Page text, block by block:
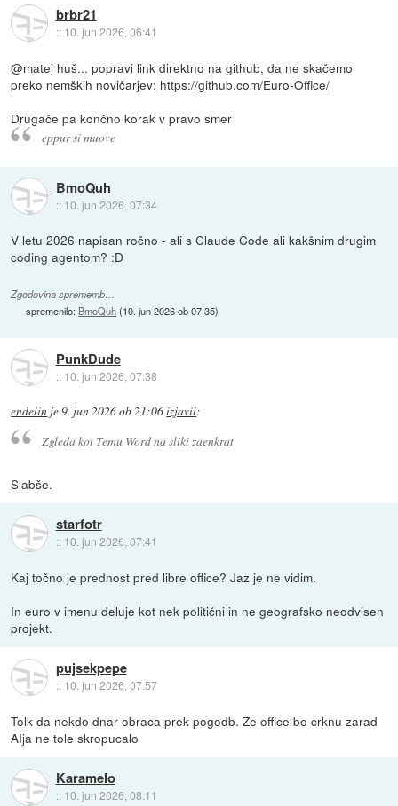
brbr21
:: 10. jun 2026, 06:41
@matej huš... popravi link direktno na github, da ne skačemo
preko nemških novičarjev: https://github.com/Euro-Office/
Drugače pa končno korak v pravo smer
eppur si muove
BmoQuh
:: 10. jun 2026, 07:34
V letu 2026 napisan ročno - ali s Claude Code ali kakšnim drugim
coding agentom? :D
Zgodovina sprememb…
spremenilo: BmoQuh(10. jun 2026 ob 07:35)
PunkDude
:: 10. jun 2026, 07:38
endelin je9. jun 2026 ob 21:06izjavil:
Zgleda kot Temu Word na sliki zaenkrat
Slabše.
starfotr
:: 10. jun 2026, 07:41
Kaj točno je prednost pred libre office? Jaz je ne vidim.
In euro v imenu deluje kot nek politični in ne geografsko neodvisen
projekt.
pujsekpepe
:: 10. jun 2026, 07:57
Tolk da nekdo dnar obraca prek pogodb. Ze office bo crknu zarad
AIja ne tole skropucalo
Karamelo
:: 10. jun 2026, 08:11